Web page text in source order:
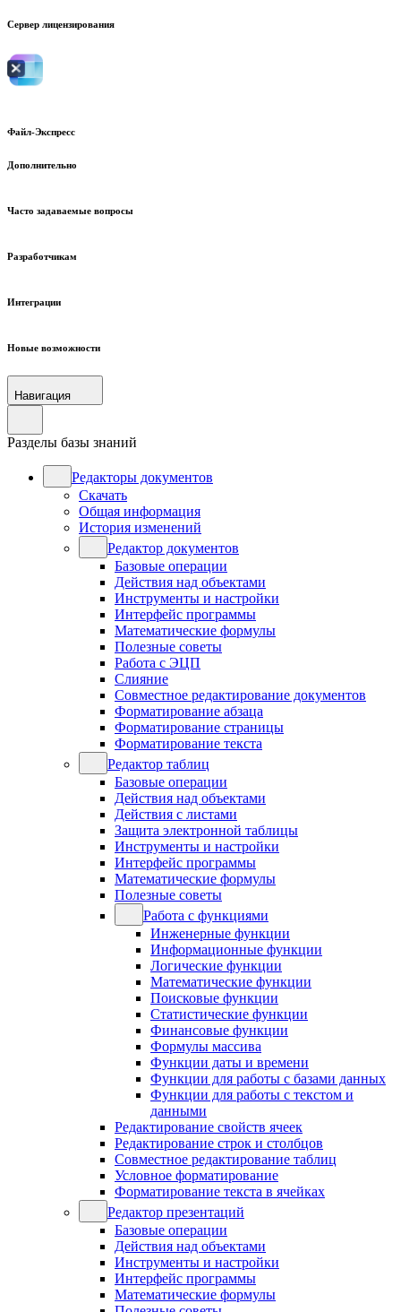
Сервер лицензирования
Файл-Экспресс
Дополнительно
Часто задаваемые вопросы
Разработчикам
Интеграции
Новые возможности
Навигация
Разделы базы знаний
Редакторы документов
Скачать
Общая информация
История изменений
Редактор документов
Базовые операции
Действия над объектами
Инструменты и настройки
Интерфейс программы
Математические формулы
Полезные советы
Работа с ЭЦП
Слияние
Совместное редактирование документов
Форматирование абзаца
Форматирование страницы
Форматирование текста
Редактор таблиц
Базовые операции
Действия над объектами
Действия с листами
Защита электронной таблицы
Инструменты и настройки
Интерфейс программы
Математические формулы
Полезные советы
Работа с функциями
Инженерные функции
Информационные функции
Логические функции
Математические функции
Поисковые функции
Статистические функции
Финансовые функции
Формулы массива
Функции даты и времени
Функции для работы с базами данных
Функции для работы с текстом и
данными
Редактирование свойств ячеек
Редактирование строк и столбцов
Совместное редактирование таблиц
Условное форматирование
Форматирование текста в ячейках
Редактор презентаций
Базовые операции
Действия над объектами
Инструменты и настройки
Интерфейс программы
Математические формулы